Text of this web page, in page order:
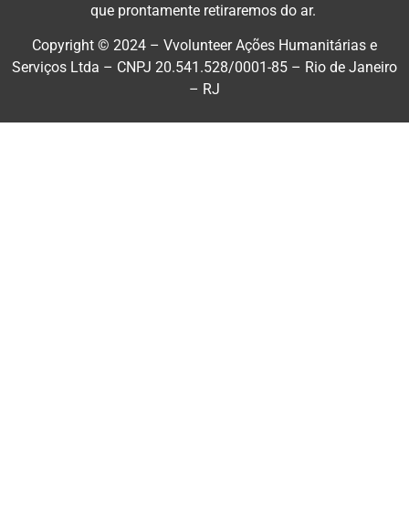
que prontamente retiraremos do ar.
Copyright © 2024 – Vvolunteer Ações Humanitárias e
Serviços Ltda – CNPJ 20.541.528/0001-85 – Rio de Janeiro
– RJ